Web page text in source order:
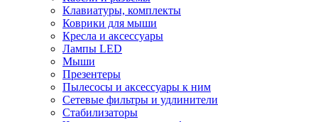
Клавиатуры, комплекты
Коврики для мыши
Кресла и аксессуары
Лампы LED
Мыши
Презентеры
Пылесосы и аксессуары к ним
Сетевые фильтры и удлинители
Стабилизаторы